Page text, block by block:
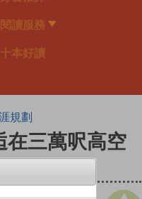
閱讀服務
十本好讀
規劃
在三萬呎高空